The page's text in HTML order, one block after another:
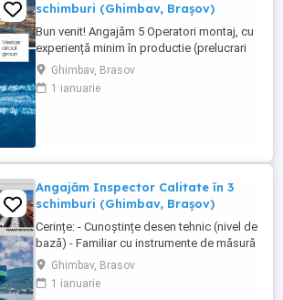
schimburi (Ghimbav, Brașov)
Bun venit! Angajăm 5 Operatori montaj, cu
experiență minim în productie (prelucrari
prin aschiere). Căutăm persoane serioase,
dornice să învețe și să muncească, se va
oferi instruire la locul de muncă. Program:
Ghimbav, Brasov
1 ianuarie
Angajăm Inspector Calitate în 3
schimburi (Ghimbav, Brașov)
Cerințe: - Cunoștințe desen tehnic (nivel de
bază) - Familiar cu instrumente de măsură
și control (ex. șubler) - Limba engleză
(nivel incepator) - Cunoștințe operare PC
(email, Excel) - Abilități bune de lucru în
Ghimbav, Brasov
1 ianuarie